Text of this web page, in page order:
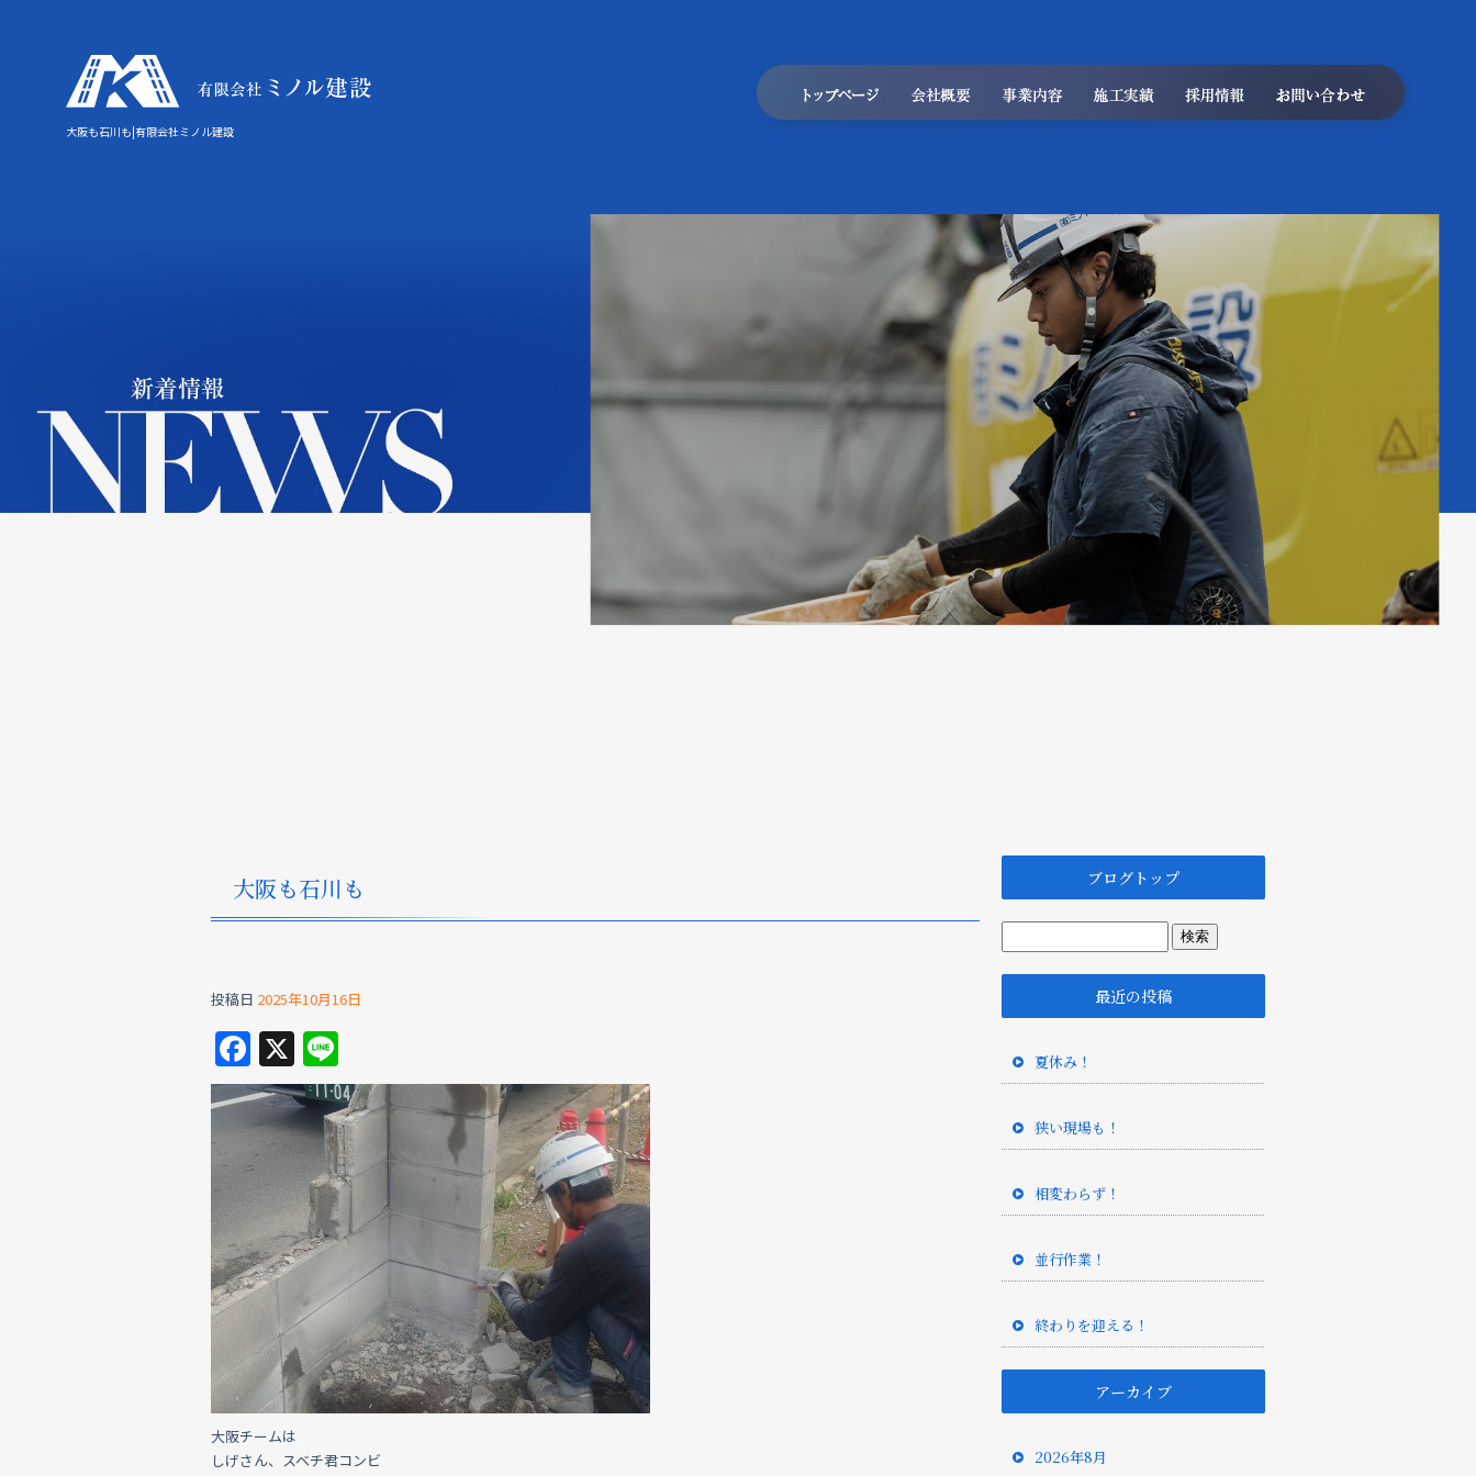
大阪も石川も|有限会社ミノル建設
大阪も石川も
投稿日 2025年10月16日
F
a
c
e
b
o
o
k
X
n
e
大阪チームは
しげさん、スベチ君コンビ
ブログトップ
最近の投稿
夏休み！
狭い現場も！
相変わらず！
並行作業！
終わりを迎える！
アーカイブ
2026年8月